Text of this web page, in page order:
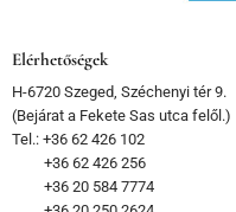
Elérhetőségek
H-6720 Szeged, Széchenyi tér 9.
(Bejárat a Fekete Sas utca felől.)
Tel.: +36 62 426 102
+36 62 426 256
+36 20 584 7774